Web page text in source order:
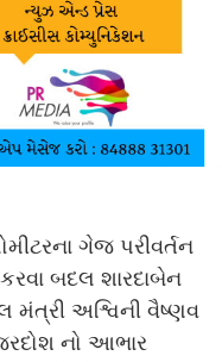
ગેજ પરીવર્તન
બદલ શારદાબેન
મંત્રી અશ્વિની વૈષ્ણવ
નો આભાર